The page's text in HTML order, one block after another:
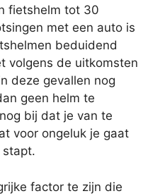
fietshelm tot 30
met een auto is
beduidend
volgens de uitkomsten
deze gevallen nog
geen helm te
bij dat je van te
voor ongeluk je gaat
stapt.
factor te zijn die